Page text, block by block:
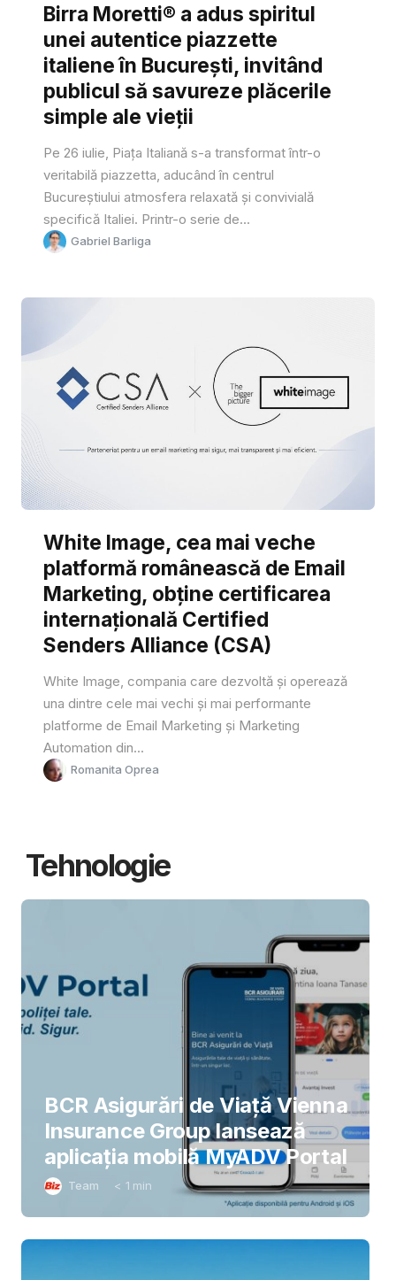
Birra Moretti® a adus spiritul
unei autentice piazzette
italiene în București, invitând
publicul să savureze plăcerile
simple ale vieții
Pe 26 iulie, Piața Italiană s-a transformat într-o
veritabilă piazzetta, aducând în centrul
Bucureștiului atmosfera relaxată și convivială
specifică Italiei. Printr-o serie de...
Gabriel Barliga
White Image, cea mai veche
platformă românească de Email
Marketing, obține certificarea
internațională Certified
Senders Alliance (CSA)
White Image, compania care dezvoltă și operează
una dintre cele mai vechi și mai performante
platforme de Email Marketing și Marketing
Automation din...
Romanita Oprea
Tehnologie
BCR Asigurări de Viață Vienna
Insurance Group lansează
aplicația mobilă MyADV Portal
Team < 1 min